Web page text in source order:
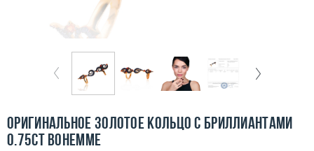
Бесплатная доставка
Покупка и оплата
О компании
Контакты
Оригинальное золотое кольцо с бриллиантами
0.75ct Bohemme